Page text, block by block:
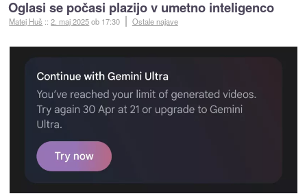
Oglasi se počasi plazijo v umetno inteligenco
Matej Huš ::2. maj 2025ob 17:30 Ostale najave